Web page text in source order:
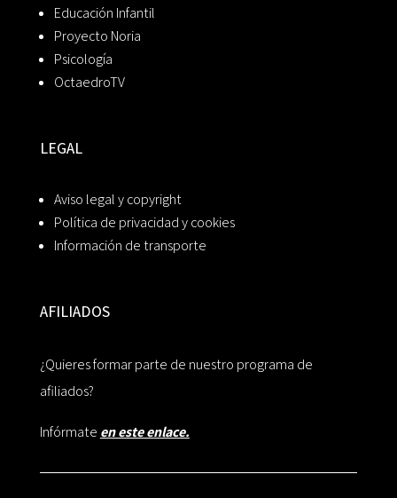
Educación Infantil
Proyecto Noria
Psicología
OctaedroTV
LEGAL
Aviso legal y copyright
Política de privacidad y cookies
Información de transporte
AFILIADOS
¿Quieres formar parte de nuestro programa de
afiliados?
Infórmate en este enlace.